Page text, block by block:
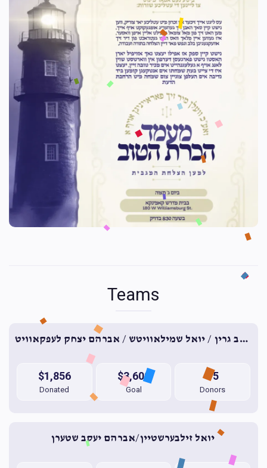
Teams
יעקב גרין / יואל שמילאוויטש / אברהם יצחק לעפקאוויט
$1,856
Donated
$3,600
Goal
15
Donors
יואל זילבערשטיין/אברהם יעקב שטערן